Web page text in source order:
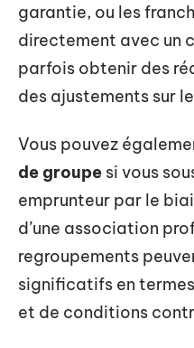
garantie, ou les
directement avec un
parfois obtenir des
des ajustements sur
Vous pouvez
de groupe si vous
emprunteur par le
d’une association
regroupements
significatifs en
et de conditions